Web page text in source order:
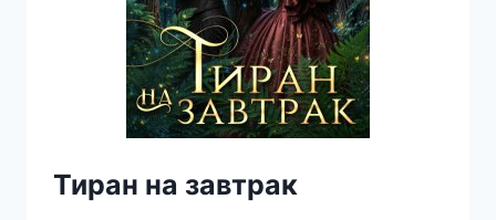
Тиран на завтрак